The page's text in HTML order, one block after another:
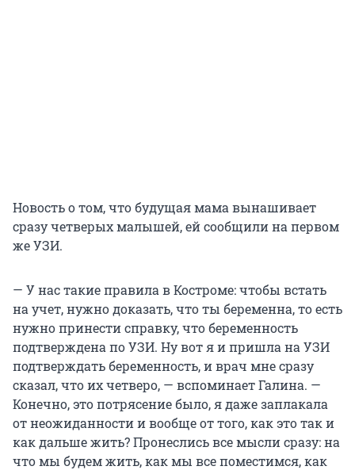
Новость о том, что будущая мама вынашивает
сразу четверых малышей, ей сообщили на первом
же УЗИ.
— У нас такие правила в Костроме: чтобы встать
на учет, нужно доказать, что ты беременна, то есть
нужно принести справку, что беременность
подтверждена по УЗИ. Ну вот я и пришла на УЗИ
подтверждать беременность, и врач мне сразу
сказал, что их четверо, — вспоминает Галина. —
Конечно, это потрясение было, я даже заплакала
от неожиданности и вообще от того, как это так и
как дальше жить? Пронеслись все мысли сразу: на
что мы будем жить, как мы все поместимся, как